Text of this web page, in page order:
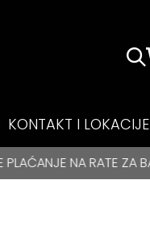
KONTAKT I LOKACIJE
INTESA KARTICE